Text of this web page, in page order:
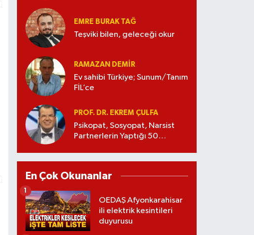
EMRE BURAK TAĞ
Teşviki bilen, geleceği okur
RAMAZAN DEMİR
Ev sahibi Türkiye; Sunum/Tanım
FİL’ce
PROF. DR. EKREM ÇULFA
Psikopat, Sosyopat, Narsist
Partnerlerin Yaptığı 50
En Çok Okunanlar
OEDAŞ Afyonkarahisar
ili elektrik kesintileri
duyurusu
1